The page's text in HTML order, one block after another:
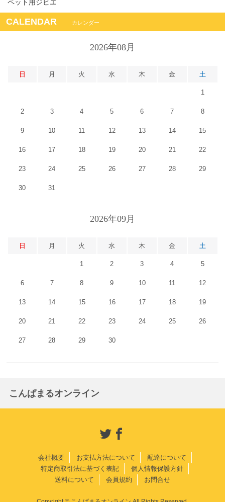
ペット用ジビエ
CALENDAR カレンダー
2026年08月
日 月 火 水 木 金 土
1
2 3 4 5 6 7 8
9 10 11 12 13 14 15
16 17 18 19 20 21 22
23 24 25 26 27 28 29
30 31
2026年09月
日 月 火 水 木 金 土
1 2 3 4 5
6 7 8 9 10 11 12
13 14 15 16 17 18 19
20 21 22 23 24 25 26
27 28 29 30
こんぱまるオンライン
会社概要 お支払方法について
配達について
特定商取引法に基づく表記
個人情報保護方針
送料について
会員規約 お問合せ